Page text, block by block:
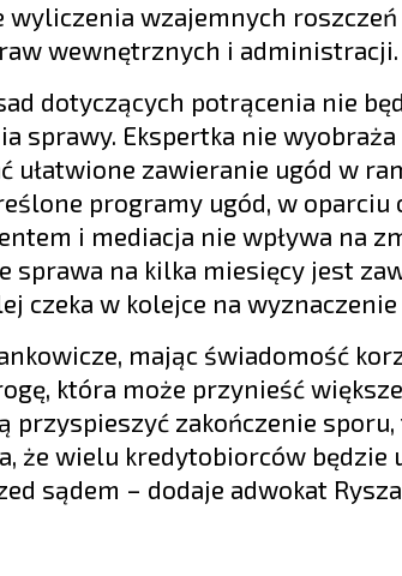
wyliczenia wzajemnych
wewnętrznych i administracji.
dotyczących potrącenia nie
sprawy. Ekspertka nie
ułatwione zawieranie ugód w
programy ugód, w
i mediacja nie wpływa na
sprawa na kilka miesięcy jest
czeka w kolejce na
mając świadomość
która może przynieść
przyspieszyć zakończenie
że wielu kredytobiorców będzie
sądem – dodaje adwokat